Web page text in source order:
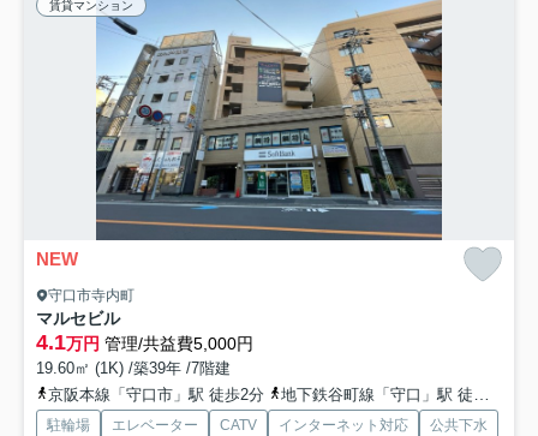
賃貸マンション
NEW
守口市寺内町
マルセビル
4.1万円 管理/共益費5,000円
19.60㎡ (1K) /築39年 /7階建
京阪本線「守口市」駅 徒歩2分
地下鉄谷町線「守口」駅 徒歩6分
駐輪場 エレベーター CATV インターネット対応 公共下水